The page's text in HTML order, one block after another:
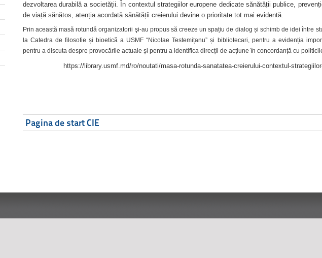
dezvoltarea durabilă a societății. În contextul strategiilor europene dedicate sănătății publice,
de viață sănătos, atenția acordată sănătății creierului devine o prioritate tot mai evidentă.
Prin această masă rotundă organizatorii şi-au propus să creeze un spațiu de dialog și schimb de idei între
la Catedra de filosofie și bioetică a USMF “Nicolae Testemițanu” și bibliotecari, pentru a evidenția
pentru a discuta despre provocările actuale și pentru a identifica direcții de acțiune în concordanță cu
https://library.usmf.md/ro/noutati/masa-rotunda-sanatatea-creierului-contextul-
Pagina de start CIE